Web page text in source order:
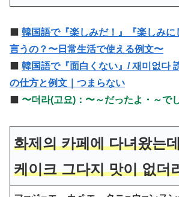
韓国語で『楽しみだ！』『楽しみに
言うの？〜日常生活で使える例文〜
韓国語で『面白くない』/ 재미없다
の仕方と例文｜つまらない
〜더라(고요)：〜～だったよ・～で
화제의 카페에 다녀왔는
케이크 그다지 맛이 없더